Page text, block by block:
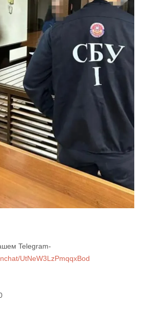
Telegram-
UtNeW3LzPmqqxBod